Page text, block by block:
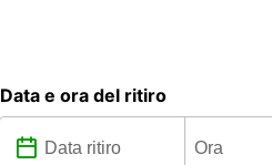
Data e ora del ritiro